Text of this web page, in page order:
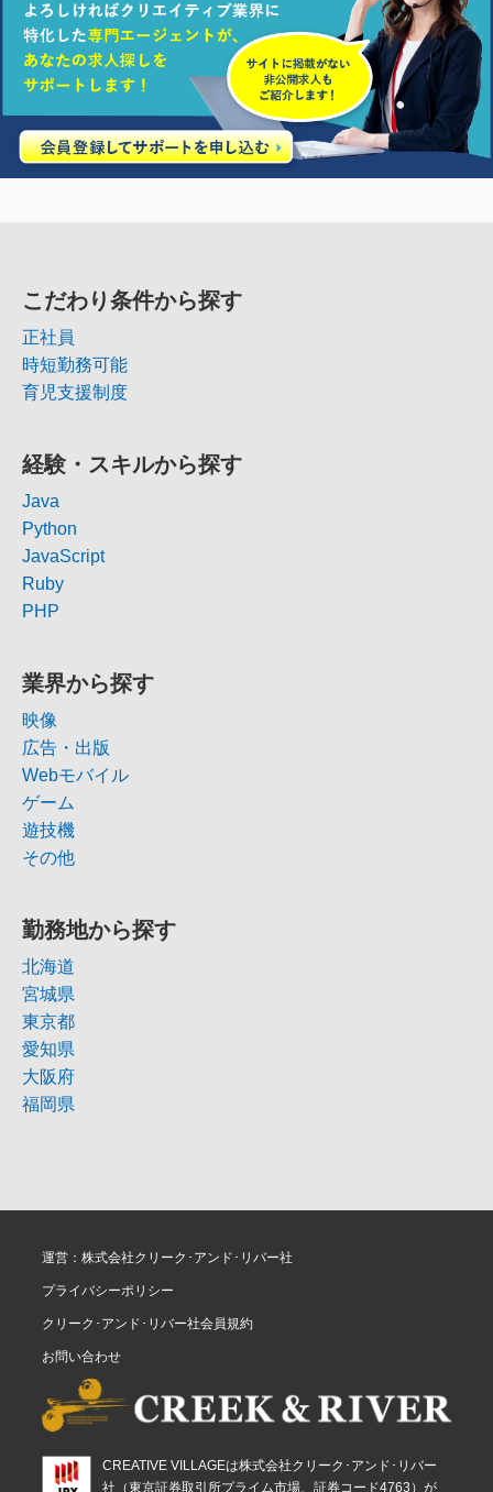
こだわり条件から探す
正社員
時短勤務可能
育児支援制度
経験・スキルから探す
Java
Python
JavaScript
Ruby
PHP
業界から探す
映像
広告・出版
Webモバイル
ゲーム
遊技機
その他
勤務地から探す
北海道
宮城県
東京都
愛知県
大阪府
福岡県
運営：株式会社クリーク･アンド･リバー社
プライバシーポリシー
クリーク･アンド･リバー社会員規約
お問い合わせ
CREATIVE VILLAGEは株式会社クリーク･アンド･リバー
社（東京証券取引所プライム市場、証券コード4763）が